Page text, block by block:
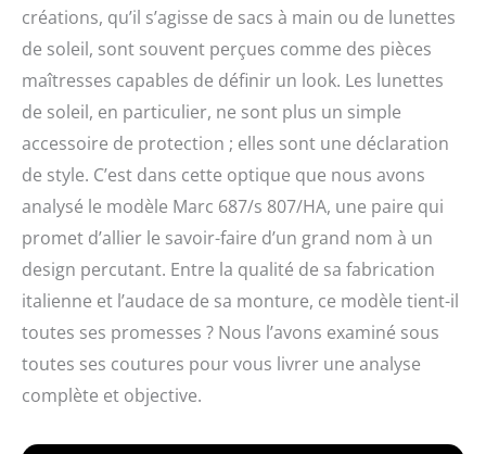
créations, qu’il s’agisse de sacs à main ou de lunettes
de soleil, sont souvent perçues comme des pièces
maîtresses capables de définir un look. Les lunettes
de soleil, en particulier, ne sont plus un simple
accessoire de protection ; elles sont une déclaration
de style. C’est dans cette optique que nous avons
analysé le modèle Marc 687/s 807/HA, une paire qui
promet d’allier le savoir-faire d’un grand nom à un
design percutant. Entre la qualité de sa fabrication
italienne et l’audace de sa monture, ce modèle tient-il
toutes ses promesses ? Nous l’avons examiné sous
toutes ses coutures pour vous livrer une analyse
complète et objective.